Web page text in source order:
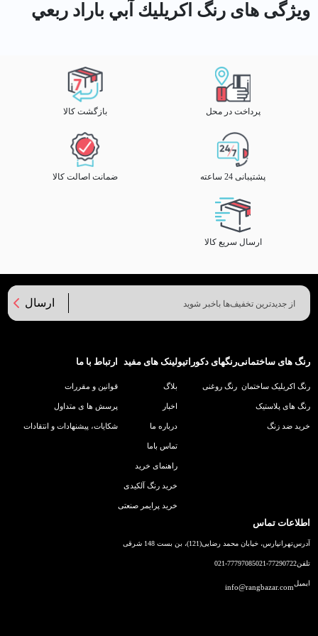
ویژگی های رنگ اكريليك آبي باراد ربعي
پرداخت در محل بازگشت کالا
پشتیبانی 24 ساعته ضمانت اصالت کالا
ارسال سریع کالا
ارسال
رنگ های ساختمانی
رنگ اکریلیک ساختمان
رنگ های پلاستیک
خرید ضد زنگ
رنگهای دکوراتیو
رنگ روغنی
لینک های مفید
بلاگ
اخبار
درباره ما
تماس باما
راهنمای خرید
خرید رنگ آلکیدی
خرید پرایمر صنعتی
ارتباط با ما
قوانین و مقررات
پرسش ها ی متداول
شکایات، پیشنهادات و انتقادات
اطلاعات تماس
آدرستهرانپارس، خیابان محمد رضایی(121)، بن بست 148 شرقی
تلفن021-77290722
021-77797085
ایمیلinfo@rangbazar.com